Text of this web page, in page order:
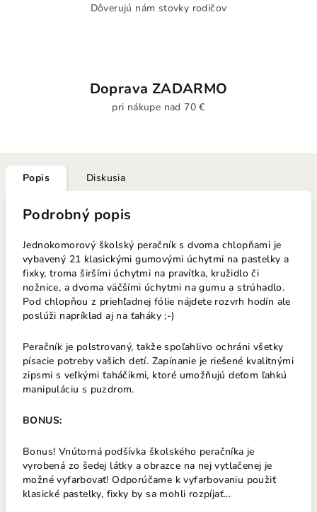
Dôverujú nám stovky rodičov
Doprava ZADARMO
pri nákupe nad 70 €
Popis Diskusia
Podrobný popis
Jednokomorový školský peračník s dvoma chlopňami je
vybavený 21 klasickými gumovými úchytmi na pastelky a
fixky, troma širšími úchytmi na pravítka, kružidlo či
nožnice, a dvoma väčšími úchytmi na gumu a strúhadlo.
Pod chlopňou z priehľadnej fólie nájdete rozvrh hodín ale
poslúži napríklad aj na ťaháky ;-)
Peračník je polstrovaný, takže spoľahlivo ochráni všetky
písacie potreby vašich detí. Zapínanie je riešené kvalitnými
zipsmi s veľkými ťaháčikmi, ktoré umožňujú deťom ľahkú
manipuláciu s puzdrom.
BONUS:
Bonus! Vnútorná podšívka školského peračníka je
vyrobená zo šedej látky a obrazce na nej vytlačenej je
možné vyfarbovať! Odporúčame k vyfarbovaniu použiť
klasické pastelky, fixky by sa mohli rozpíjať...